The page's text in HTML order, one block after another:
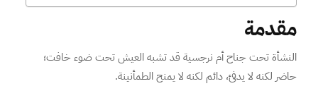
مقدمة
النشأة تحت جناح أم نرجسية قد تشبه العيش تحت ضوء خافت؛
حاضر لكنه لا يدفئ، دائم لكنه لا يمنح الطمأنينة.